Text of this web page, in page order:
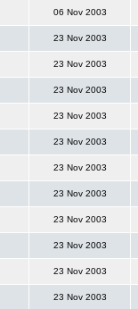
06 Nov 2003
23 Nov 2003
23 Nov 2003
23 Nov 2003
23 Nov 2003
23 Nov 2003
23 Nov 2003
23 Nov 2003
23 Nov 2003
23 Nov 2003
23 Nov 2003
23 Nov 2003